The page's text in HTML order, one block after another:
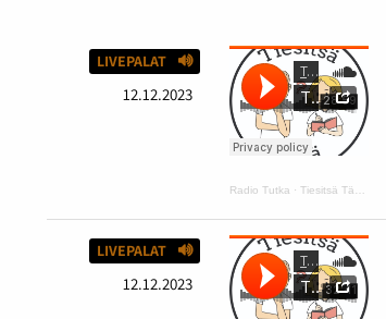
LIVEPALAT
12.12.2023
Radio Tutka ·Tiesitsä Tätä: hyvä ja huono tuuri
LIVEPALAT
12.12.2023